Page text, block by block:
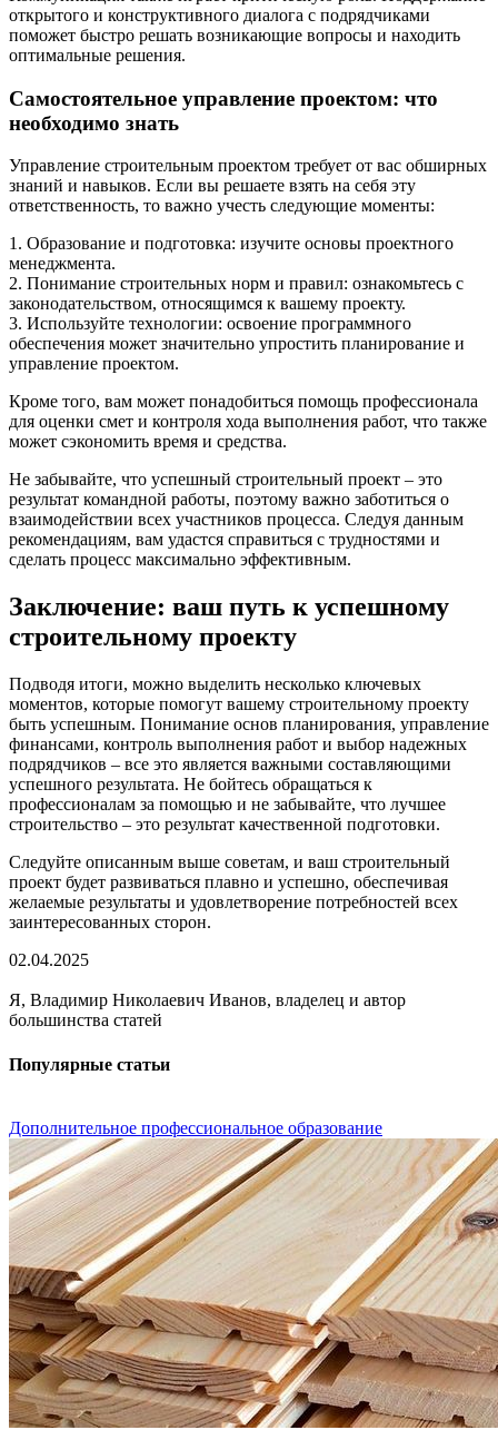
открытого и конструктивного диалога с подрядчиками
поможет быстро решать возникающие вопросы и находить
оптимальные решения.
Самостоятельное управление проектом: что
необходимо знать
Управление строительным проектом требует от вас обширных
знаний и навыков. Если вы решаете взять на себя эту
ответственность, то важно учесть следующие моменты:
1. Образование и подготовка: изучите основы проектного
менеджмента.
2. Понимание строительных норм и правил: ознакомьтесь с
законодательством, относящимся к вашему проекту.
3. Используйте технологии: освоение программного
обеспечения может значительно упростить планирование и
управление проектом.
Кроме того, вам может понадобиться помощь профессионала
для оценки смет и контроля хода выполнения работ, что также
может сэкономить время и средства.
Не забывайте, что успешный строительный проект – это
результат командной работы, поэтому важно заботиться о
взаимодействии всех участников процесса. Следуя данным
рекомендациям, вам удастся справиться с трудностями и
сделать процесс максимально эффективным.
Заключение: ваш путь к успешному
строительному проекту
Подводя итоги, можно выделить несколько ключевых
моментов, которые помогут вашему строительному проекту
быть успешным. Понимание основ планирования, управление
финансами, контроль выполнения работ и выбор надежных
подрядчиков – все это является важными составляющими
успешного результата. Не бойтесь обращаться к
профессионалам за помощью и не забывайте, что лучшее
строительство – это результат качественной подготовки.
Следуйте описанным выше советам, и ваш строительный
проект будет развиваться плавно и успешно, обеспечивая
желаемые результаты и удовлетворение потребностей всех
заинтересованных сторон.
02.04.2025
Я, Владимир Николаевич Иванов, владелец и автор
большинства статей
Популярные статьи
Дополнительное профессиональное образование